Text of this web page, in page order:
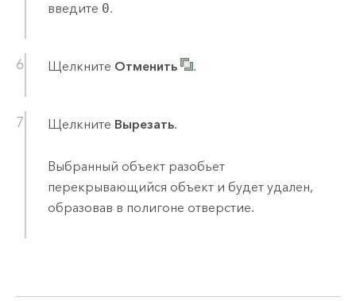
введите 0.
Щелкните Отменить .
Щелкните Вырезать.
Выбранный объект разобьет
перекрывающийся объект и будет удален,
образовав в полигоне отверстие.